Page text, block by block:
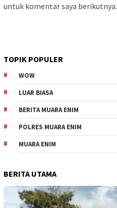
untuk komentar saya berikutnya.
TOPIK POPULER
WOW
LUAR BIASA
BERITA MUARA ENIM
POLRES MUARA ENIM
MUARA ENIM
BERITA UTAMA